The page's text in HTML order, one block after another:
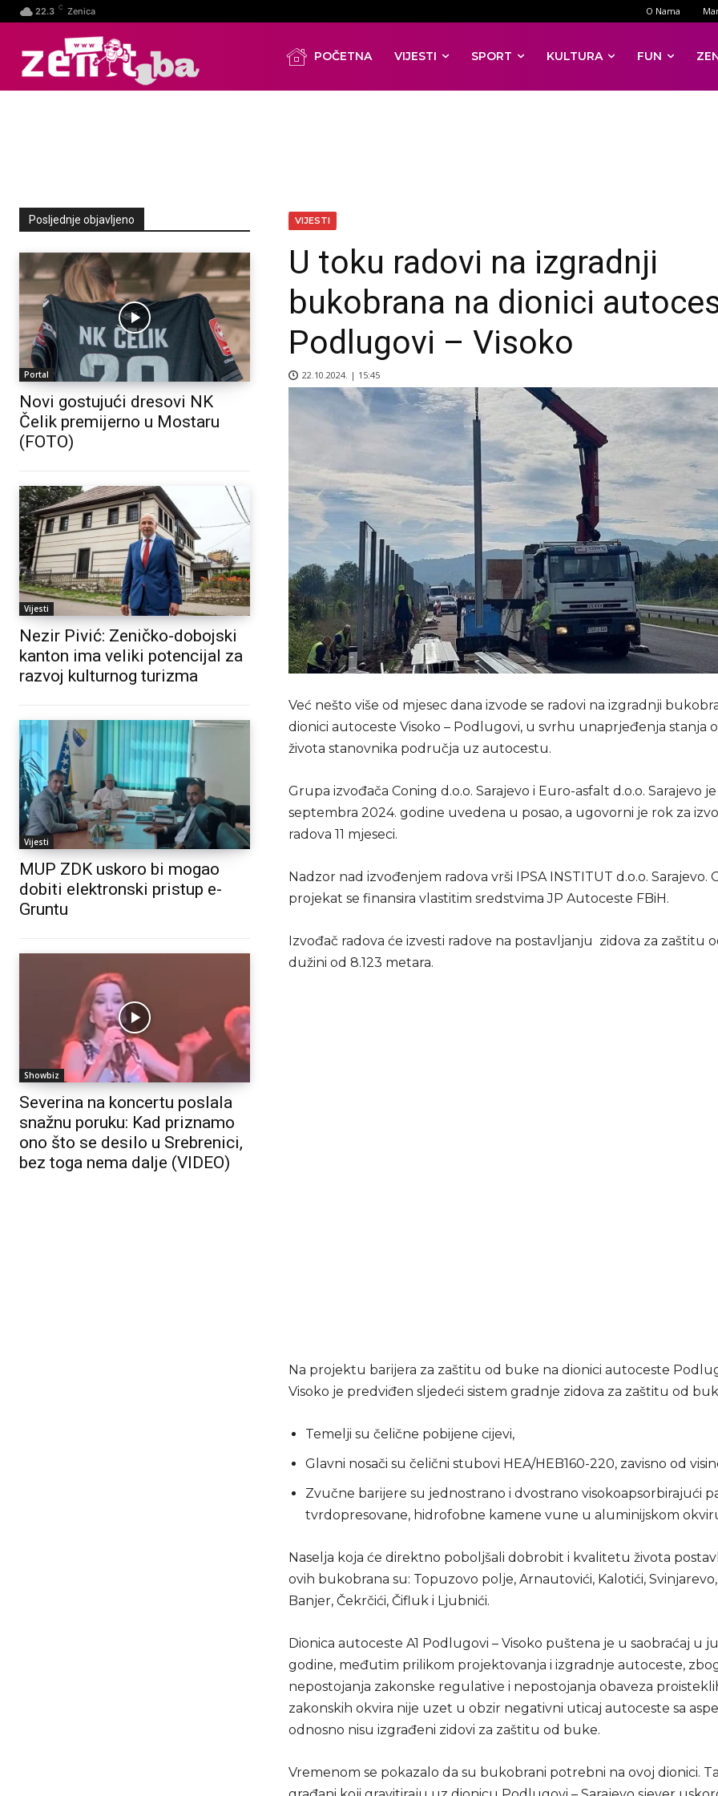
22.3 C Zenica O Nama
POČETNA VIJESTI SPORT KULTURA FUN
Posljednje objavljeno
Portal
Novi gostujući dresovi NK
Čelik premijerno u Mostaru
(FOTO)
Vijesti
Nezir Pivić: Zeničko-dobojski
kanton ima veliki potencijal za
razvoj kulturnog turizma
Vijesti
MUP ZDK uskoro bi mogao
dobiti elektronski pristup e-
Gruntu
Showbiz
Severina na koncertu poslala
snažnu poruku: Kad priznamo
ono što se desilo u Srebrenici,
bez toga nema dalje (VIDEO)
VIJESTI
U toku radovi na izgradnji
bukobrana na dionici
Podlugovi – Visoko
22.10.2024. | 15:45
Već nešto više od mjesec dana izvode se radovi na izgradnji
dionici autoceste Visoko – Podlugovi, u svrhu unaprjeđenja stanja
života stanovnika područja uz autocestu.
Grupa izvođača Coning d.o.o. Sarajevo i Euro-asfalt d.o.o. Sarajevo je
septembra 2024. godine uvedena u posao, a ugovorni je rok za
radova 11 mjeseci.
Nadzor nad izvođenjem radova vrši IPSA INSTITUT d.o.o. Sarajevo.
projekat se finansira vlastitim sredstvima JP Autoceste FBiH.
Izvođač radova će izvesti radove na postavljanju zidova za zaštitu
dužini od 8.123 metara.
Na projektu barijera za zaštitu od buke na dionici autoceste
Visoko je predviđen sljedeći sistem gradnje zidova za zaštitu od
Temelji su čelične pobijene cijevi,
Glavni nosači su čelični stubovi HEA/HEB160-220, zavisno od
Zvučne barijere su jednostrano i dvostrano visokoapsorbirajući
tvrdopresovane, hidrofobne kamene vune u aluminijskom
Naselja koja će direktno poboljšali dobrobit i kvalitetu života
ovih bukobrana su: Topuzovo polje, Arnautovići, Kalotići,
Banjer, Čekrčići, Čifluk i Ljubnići.
Dionica autoceste A1 Podlugovi – Visoko puštena je u saobraćaj u
godine, međutim prilikom projektovanja i izgradnje autoceste,
nepostojanja zakonske regulative i nepostojanja obaveza
zakonskih okvira nije uzet u obzir negativni uticaj autoceste sa
odnosno nisu izgrađeni zidovi za zaštitu od buke.
Vremenom se pokazalo da su bukobrani potrebni na ovoj dionici.